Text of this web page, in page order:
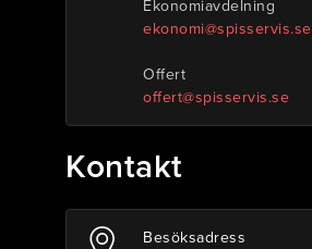
Ekonomiavdelning
ekonomi@spisservis.se
Offert
offert@spisservis.se
Kontakt
Besöksadress